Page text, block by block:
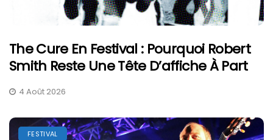
The Cure En Festival : Pourquoi Robert
Smith Reste Une Tête D’affiche À Part
4 Août 2026
FESTIVAL